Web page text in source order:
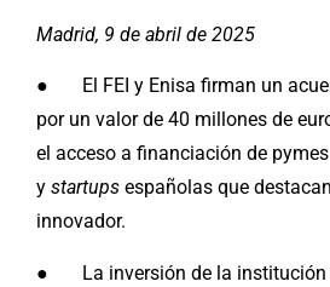
Madrid, 9 de abril de 2025
●
El FEI y Enisa firman un
por un valor de 40 millones de
el acceso a financiación de pymes
y startups españolas que
innovador.
● La inversión de la institución